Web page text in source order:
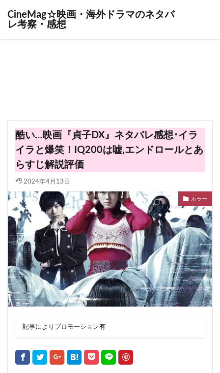
CineMag☆映画・海外ドラマのネタバ
レ考察・感想
酷い…映画『貞子DX』ネタバレ感想･イラ
イラと爆笑！IQ200は嘘,エンドロールとあ
らすじ解説評価
2024年4月13日
ホラー
記事によりプロモーション有